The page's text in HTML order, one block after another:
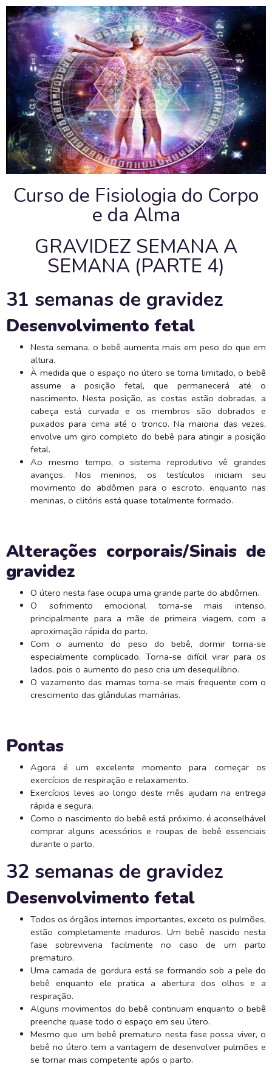
Curso de Fisiologia do Corpo
e da Alma
GRAVIDEZ SEMANA A
SEMANA (PARTE 4)
31 semanas de gravidez
Desenvolvimento fetal
Nesta semana, o bebê aumenta mais em peso do que em
altura.
À medida que o espaço no útero se torna limitado, o bebê
assume a posição fetal, que permanecerá até o
nascimento. Nesta posição, as costas estão dobradas, a
cabeça está curvada e os membros são dobrados e
puxados para cima até o tronco. Na maioria das vezes,
envolve um giro completo do bebê para atingir a posição
fetal.
Ao mesmo tempo, o sistema reprodutivo vê grandes
avanços. Nos meninos, os testículos iniciam seu
movimento do abdômen para o escroto, enquanto nas
meninas, o clitóris está quase totalmente formado.
Alterações corporais/Sinais de
gravidez
O útero nesta fase ocupa uma grande parte do abdômen.
O sofrimento emocional torna-se mais intenso,
principalmente para a mãe de primeira viagem, com a
aproximação rápida do parto.
Com o aumento do peso do bebê, dormir torna-se
especialmente complicado. Torna-se difícil virar para os
lados, pois o aumento do peso cria um desequilíbrio.
O vazamento das mamas torna-se mais frequente com o
crescimento das glândulas mamárias.
Pontas
Agora é um excelente momento para começar os
exercícios de respiração e relaxamento.
Exercícios leves ao longo deste mês ajudam na entrega
rápida e segura.
Como o nascimento do bebê está próximo, é aconselhável
comprar alguns acessórios e roupas de bebê essenciais
durante o parto.
32 semanas de gravidez
Desenvolvimento fetal
Todos os órgãos internos importantes, exceto os pulmões,
estão completamente maduros. Um bebê nascido nesta
fase sobreviveria facilmente no caso de um parto
prematuro.
Uma camada de gordura está se formando sob a pele do
bebê enquanto ele pratica a abertura dos olhos e a
respiração.
Alguns movimentos do bebê continuam enquanto o bebê
preenche quase todo o espaço em seu útero.
Mesmo que um bebê prematuro nesta fase possa viver, o
bebê no útero tem a vantagem de desenvolver pulmões e
se tornar mais competente após o parto.